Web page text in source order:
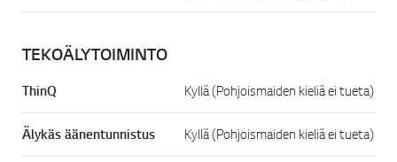
TEKOÄLYTOIMINTO
ThinQ Kyllä (Pohjoismaiden kieliä ei tueta)
Älykäs äänentunnistus Kyllä (Pohjoismaiden kieliä ei tueta)